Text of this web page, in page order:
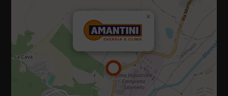
×
0541 920035
E-mail: info@amantiniclima.it